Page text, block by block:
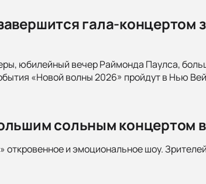
гала-концертом
юбилейный вечер Раймонда Паулса,
«Новой волны 2026» пройдут в Нью
сольным концертом
и эмоциональное шоу.